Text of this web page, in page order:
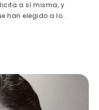
a sí misma, y
han elegido a lo...